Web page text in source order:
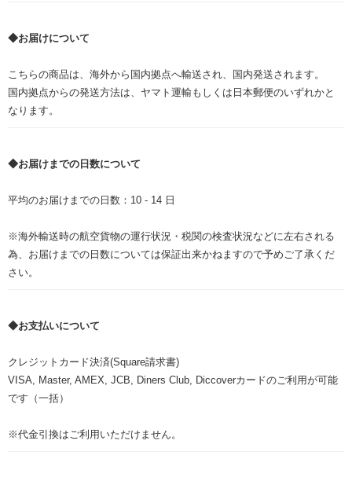
◆お届けについて
こちらの商品は、海外から国内拠点へ輸送され、国内発送されます。
国内拠点からの発送方法は、ヤマト運輸もしくは日本郵便のいずれかと
なります。
◆お届けまでの日数について
平均のお届けまでの日数：10 - 14 日
※海外輸送時の航空貨物の運行状況・税関の検査状況などに左右される
為、お届けまでの日数については保証出来かねますので予めご了承くだ
さい。
◆お支払いについて
クレジットカード決済(Square請求書)
VISA, Master, AMEX, JCB, Diners Club, Diccoverカードのご利用が可能
です（一括）
※代金引換はご利用いただけません。